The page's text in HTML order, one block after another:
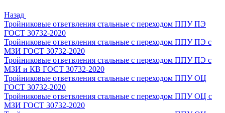
Назад
Тройниковые ответвления стальные с переходом ППУ ПЭ
ГОСТ 30732-2020
Тройниковые ответвления стальные с переходом ППУ ПЭ с
МЗИ ГОСТ 30732-2020
Тройниковые ответвления стальные с переходом ППУ ПЭ с
МЗИ и КВ ГОСТ 30732-2020
Тройниковые ответвления стальные с переходом ППУ ОЦ
ГОСТ 30732-2020
Тройниковые ответвления стальные с переходом ППУ ОЦ с
МЗИ ГОСТ 30732-2020